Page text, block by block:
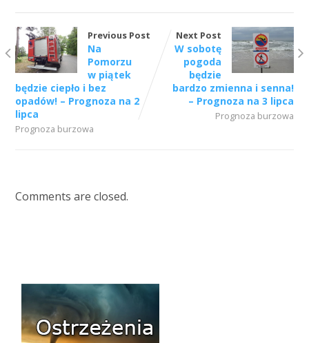
Previous Post
Na
Pomorzu
w piątek
będzie ciepło i bez
opadów! – Prognoza na 2
lipca
Prognoza burzowa
Next Post
W sobotę
pogoda
będzie
bardzo zmienna i senna!
– Prognoza na 3 lipca
Prognoza burzowa
Comments are closed.